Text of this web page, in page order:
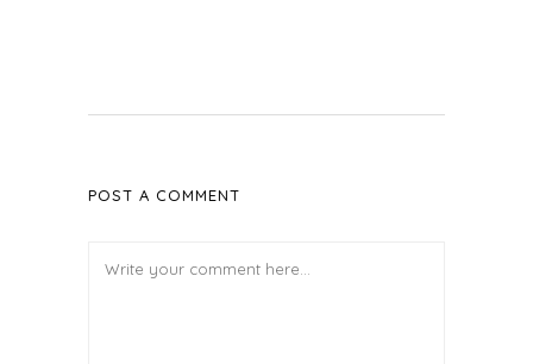
POST A COMMENT